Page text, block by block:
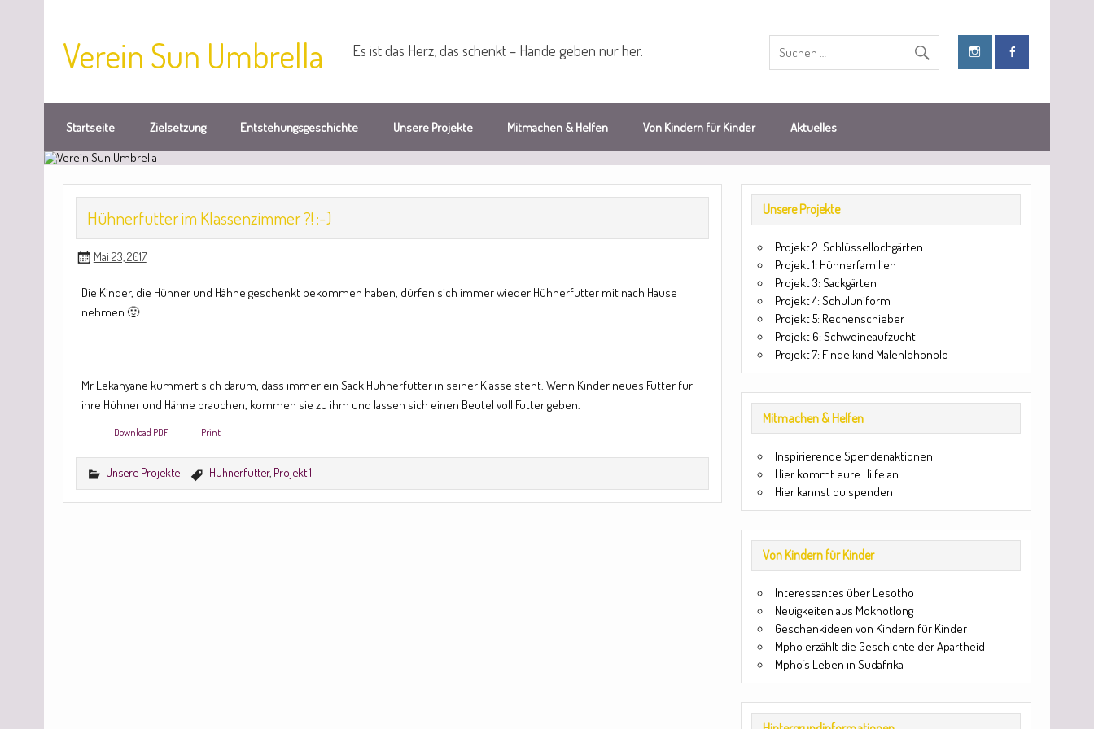
Verein Sun Umbrella Es ist das Herz, das schenkt – Hände geben nur her.
Startseite Zielsetzung Entstehungsgeschichte Unsere Projekte Mitmachen & Helfen Von Kindern für Kinder Aktuelles
Hühnerfutter im Klassenzimmer ?! :-)
Mai 23, 2017
Die Kinder, die Hühner und Hähne geschenkt bekommen haben, dürfen sich immer wieder Hühnerfutter mit nach Hause
nehmen 🙂 .
Mr Lekanyane kümmert sich darum, dass immer ein Sack Hühnerfutter in seiner Klasse steht. Wenn Kinder neues Futter für
ihre Hühner und Hähne brauchen, kommen sie zu ihm und lassen sich einen Beutel voll Futter geben.
Download PDF Print
Unsere Projekte Hühnerfutter, Projekt 1
Unsere Projekte
Projekt 2: Schlüssellochgärten
Projekt 1: Hühnerfamilien
Projekt 3: Sackgärten
Projekt 4: Schuluniform
Projekt 5: Rechenschieber
Projekt 6: Schweineaufzucht
Projekt 7: Findelkind Malehlohonolo
Mitmachen & Helfen
Inspirierende Spendenaktionen
Hier kommt eure Hilfe an
Hier kannst du spenden
Von Kindern für Kinder
Interessantes über Lesotho
Neuigkeiten aus Mokhotlong
Geschenkideen von Kindern für Kinder
Mpho erzählt die Geschichte der Apartheid
Mpho´s Leben in Südafrika